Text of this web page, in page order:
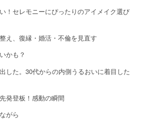
！セレモニーにぴったりのアイメイク選び
え、復縁・婚活・不倫を見直す
かも？
した。30代からの内側うるおいに着目した
発登板！感動の瞬間
がら